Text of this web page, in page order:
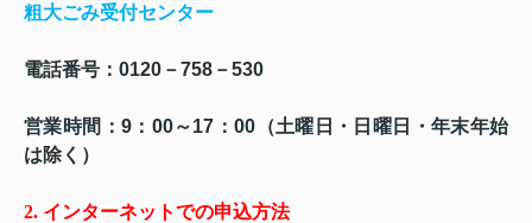
粗大ごみ受付センター
電話番号： 0120 －758 －530
営業時間： 9： 00～17 ：00 （土曜日・日曜日・年末年始
は除く）
2. インターネットでの申込方法